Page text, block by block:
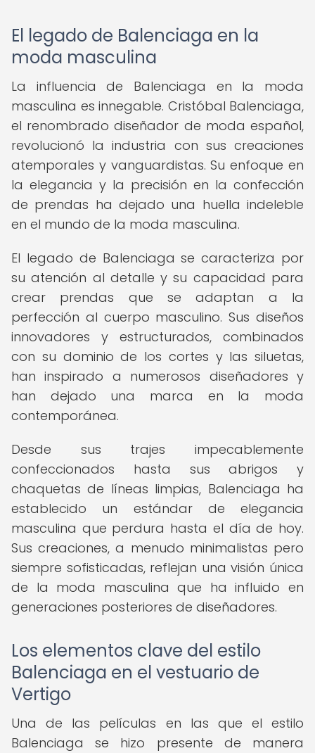
El legado de Balenciaga en la
moda masculina
La influencia de Balenciaga en la moda
masculina es innegable. Cristóbal Balenciaga,
el renombrado diseñador de moda español,
revolucionó la industria con sus creaciones
atemporales y vanguardistas. Su enfoque en
la elegancia y la precisión en la confección
de prendas ha dejado una huella indeleble
en el mundo de la moda masculina.
El legado de Balenciaga se caracteriza por
su atención al detalle y su capacidad para
crear prendas que se adaptan a la
perfección al cuerpo masculino. Sus diseños
innovadores y estructurados, combinados
con su dominio de los cortes y las siluetas,
han inspirado a numerosos diseñadores y
han dejado una marca en la moda
contemporánea.
Desde sus trajes impecablemente
confeccionados hasta sus abrigos y
chaquetas de líneas limpias, Balenciaga ha
establecido un estándar de elegancia
masculina que perdura hasta el día de hoy.
Sus creaciones, a menudo minimalistas pero
siempre sofisticadas, reflejan una visión única
de la moda masculina que ha influido en
generaciones posteriores de diseñadores.
Los elementos clave del estilo
Balenciaga en el vestuario de
Vertigo
Una de las películas en las que el estilo
Balenciaga se hizo presente de manera